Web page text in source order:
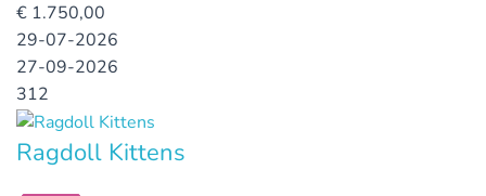
€ 1.750,00
29-07-2026
27-09-2026
312
Ragdoll Kittens